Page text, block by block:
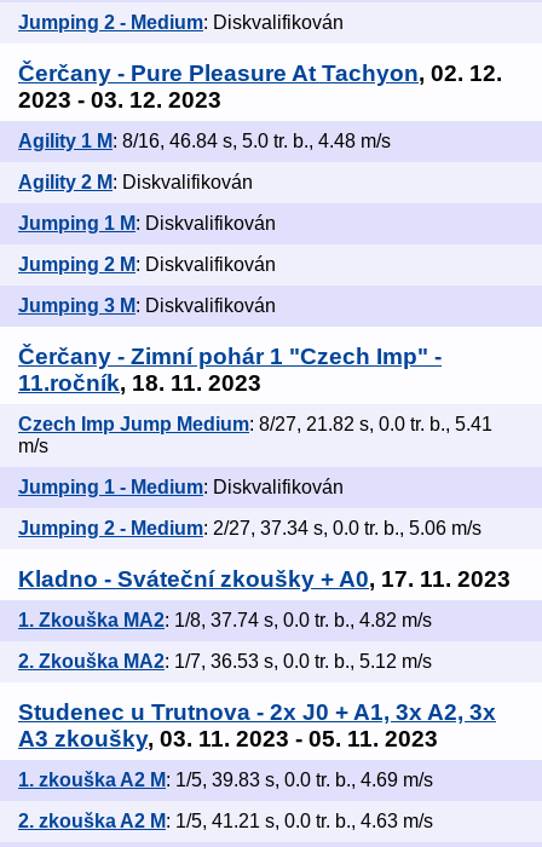
Jumping 2 - Medium: Diskvalifikován
Čerčany - Pure Pleasure At Tachyon, 02. 12.
2023 - 03. 12. 2023
Agility 1 M: 8/16, 46.84 s, 5.0 tr. b., 4.48 m/s
Agility 2 M: Diskvalifikován
Jumping 1 M: Diskvalifikován
Jumping 2 M: Diskvalifikován
Jumping 3 M: Diskvalifikován
Čerčany - Zimní pohár 1 "Czech Imp" -
11.ročník, 18. 11. 2023
Czech Imp Jump Medium: 8/27, 21.82 s, 0.0 tr. b., 5.41
m/s
Jumping 1 - Medium: Diskvalifikován
Jumping 2 - Medium: 2/27, 37.34 s, 0.0 tr. b., 5.06 m/s
Kladno - Sváteční zkoušky + A0, 17. 11. 2023
1. Zkouška MA2: 1/8, 37.74 s, 0.0 tr. b., 4.82 m/s
2. Zkouška MA2: 1/7, 36.53 s, 0.0 tr. b., 5.12 m/s
Studenec u Trutnova - 2x J0 + A1, 3x A2, 3x
A3 zkoušky, 03. 11. 2023 - 05. 11. 2023
1. zkouška A2 M: 1/5, 39.83 s, 0.0 tr. b., 4.69 m/s
2. zkouška A2 M: 1/5, 41.21 s, 0.0 tr. b., 4.63 m/s